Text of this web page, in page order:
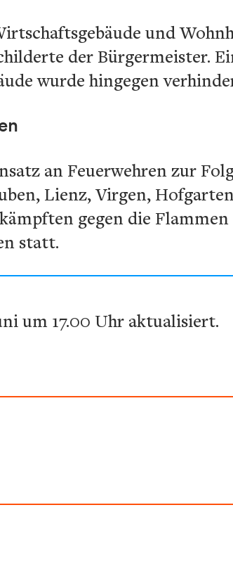
und
der Bürgermeister.
wurde hingegen
an Feuerwehren zur
Lienz, Virgen,
gegen die
statt.
um 17.00 Uhr aktualisiert.